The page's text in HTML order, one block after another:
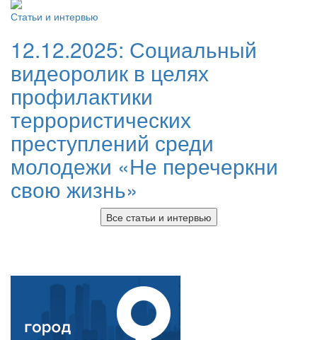
Статьи и интервью
12.12.2025: Социальный
видеоролик в целях
профилактики
террористических
преступлений среди
молодежи «Не перечеркни
свою жизнь»
Все статьи и интервью